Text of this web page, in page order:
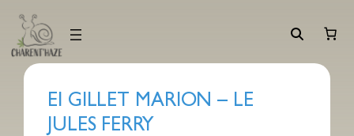
contenu
EI GILLET MARION – LE
JULES FERRY